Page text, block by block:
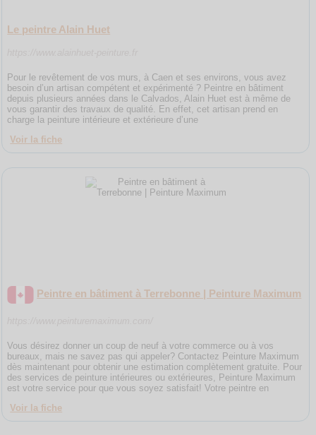
Le peintre Alain Huet
Pour le revêtement de vos murs, à Caen et ses environs, vous avez
besoin d’un artisan compétent et expérimenté ? Peintre en bâtiment
depuis plusieurs années dans le Calvados, Alain Huet est à même de
vous garantir des travaux de qualité. En effet, cet artisan prend en
charge la peinture intérieure et extérieure d’une
Voir la fiche
Peintre en bâtiment à Terrebonne | Peinture Maximum
Vous désirez donner un coup de neuf à votre commerce ou à vos
bureaux, mais ne savez pas qui appeler? Contactez Peinture Maximum
dès maintenant pour obtenir une estimation complètement gratuite. Pour
des services de peinture intérieures ou extérieures, Peinture Maximum
est votre service pour que vous soyez satisfait! Votre peintre en
Voir la fiche